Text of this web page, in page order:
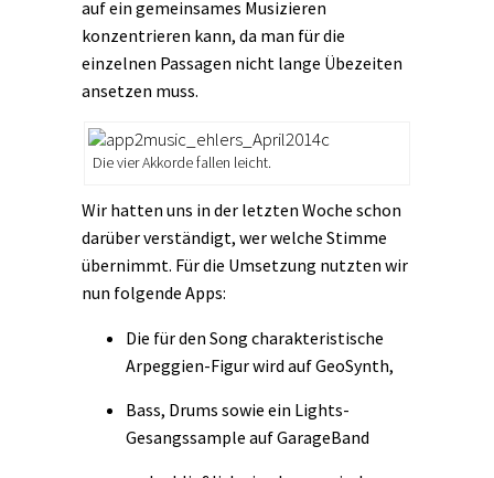
auf ein gemeinsames Musizieren
konzentrieren kann, da man für die
einzelnen Passagen nicht lange Übezeiten
ansetzen muss.
Die vier Akkorde fallen leicht.
Wir hatten uns in der letzten Woche schon
darüber verständigt, wer welche Stimme
übernimmt. Für die Umsetzung nutzten wir
nun folgende Apps:
Die für den Song charakteristische
Arpeggien-Figur wird auf GeoSynth,
Bass, Drums sowie ein Lights-
Gesangssample auf GarageBand